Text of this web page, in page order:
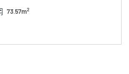
73.57m2